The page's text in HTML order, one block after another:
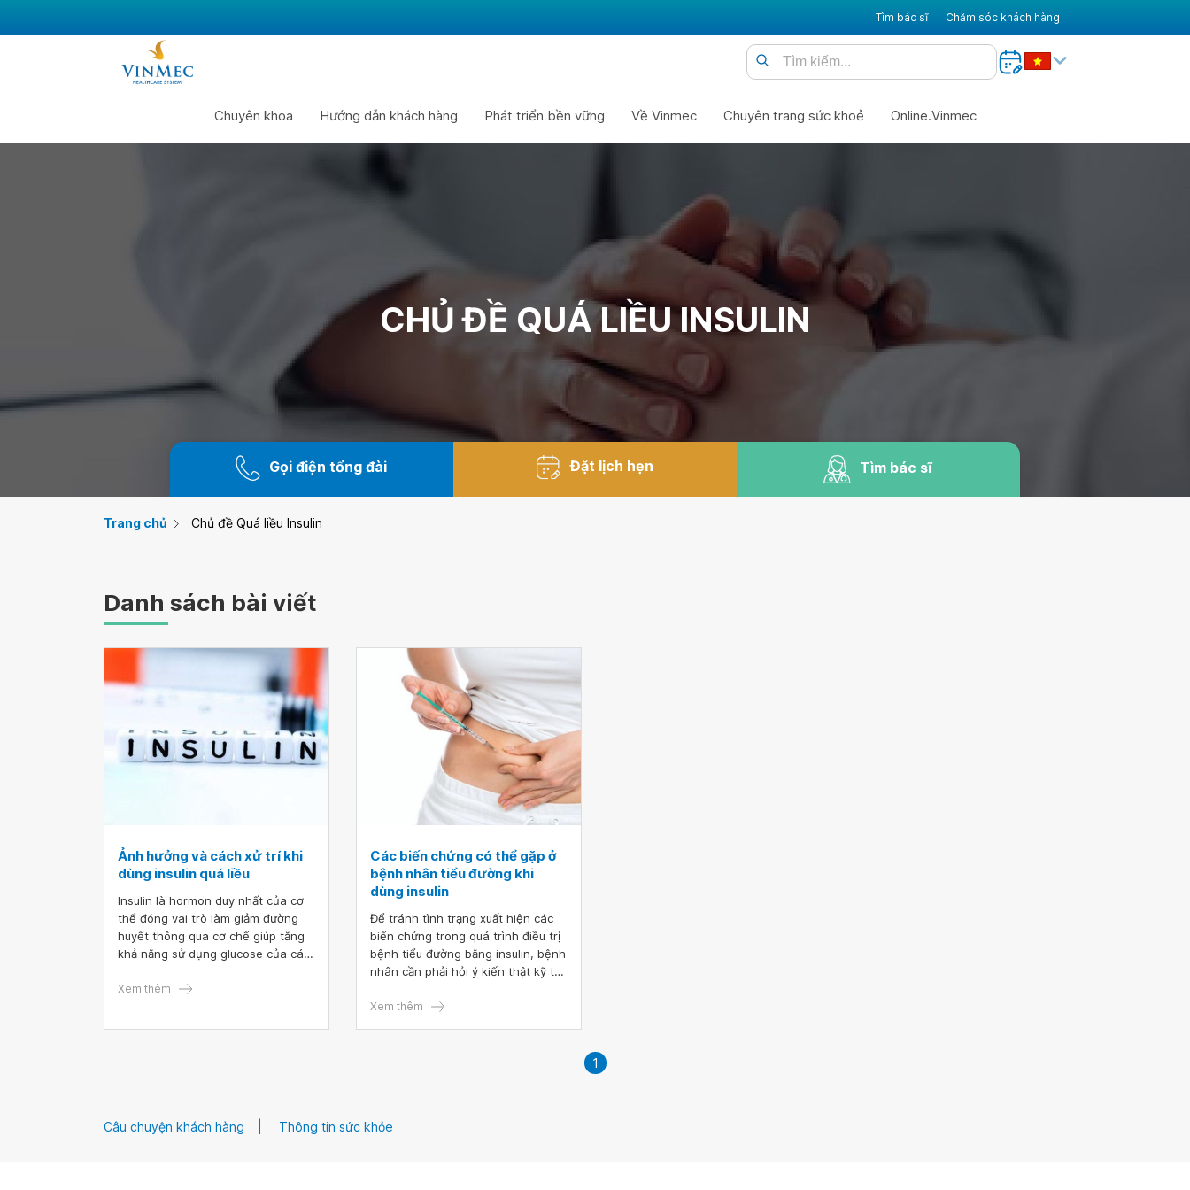
Tìm bác sĩ Chăm sóc khách hàng
Chuyên khoa Hướng dẫn khách hàng Phát triển bền vững Về Vinmec Chuyên trang sức khoẻ Online.Vinmec
CHỦ ĐỀ QUÁ LIỀU INSULIN
Gọi điện tổng đài Đặt lịch hẹn Tìm bác sĩ
Trang chủ Chủ đề Quá liều Insulin
Danh sách bài viết
Ảnh hưởng và cách xử trí khi
dùng insulin quá liều
Insulin là hormon duy nhất của cơ
thể đóng vai trò làm giảm đường
huyết thông qua cơ chế giúp tăng
khả năng sử dụng glucose của các
điều trị bệnh đái tháo đường. Các
trọng.
Xem thêm
Các biến chứng có thể gặp ở
bệnh nhân tiểu đường khi
dùng insulin
Để tránh tình trạng xuất hiện các
biến chứng trong quá trình điều trị
bệnh tiểu đường bằng insulin, bệnh
nhân cần phải hỏi ý kiến thật kỹ từ
một cách tùy tiện kết hợp một chế
Xem thêm
1
Câu chuyện khách hàng Thông tin sức khỏe